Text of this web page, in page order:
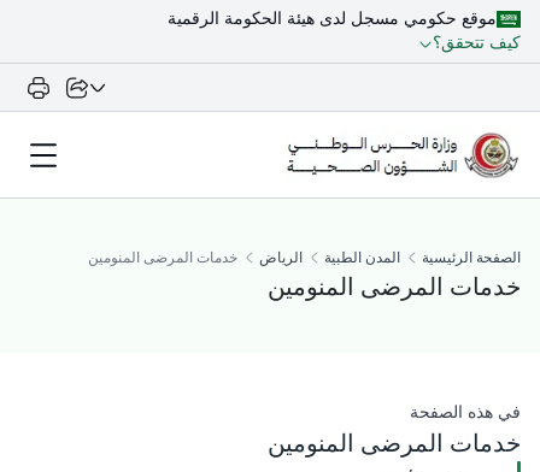
موقع حكومي مسجل لدى هيئة الحكومة الرقمية
كيف تتحقق؟
الصفحة الرئيسية المدن الطبية الرياض خدمات المرضى المنومين
خدمات المرضى المنومين
في هذه الصفحة​
خدمات المرضى المنومين​​​​​